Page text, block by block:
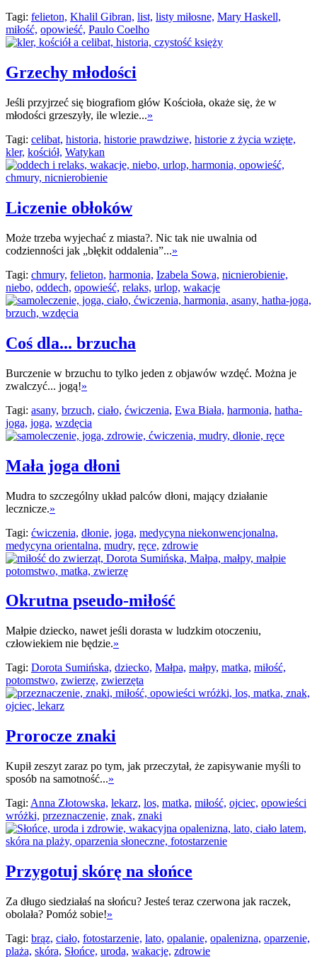
Tagi: felieton, Khalil Gibran, list, listy miłosne, Mary Haskell,
miłość, opowieść, Paulo Coelho
Grzechy młodości
Jeśli przyjrzeć się biografiom głów Kościoła, okaże się, że w
młodości grzeszyły, ile wlezie...»
Tagi: celibat, historia, historie prawdziwe, historie z życia wzięte,
kler, kościół, Watykan
Liczenie obłoków
Może trzeba wyjechać z miasta?. Nic tak nie uwalnia od
codzienności jak „błękit oddalenia”...»
Tagi: chmury, felieton, harmonia, Izabela Sowa, nicnierobienie,
niebo, oddech, opowieść, relaks, urlop, wakacje
Coś dla... brzucha
Burczenie w brzuchu to tylko jeden z objawów wzdęć. Można je
zwalczyć... jogą!»
Tagi: asany, brzuch, ciało, ćwiczenia, Ewa Biała, harmonia, hatha-
joga, joga, wzdęcia
Mała joga dłoni
Mudra to szczególny układ palców dłoni, mający działanie
lecznicze.»
Tagi: ćwiczenia, dłonie, joga, medycyna niekonwencjonalna,
medycyna orientalna, mudry, ręce, zdrowie
Okrutna pseudo-miłość
Małpie dziecko, nawet jeśli dorasta w ludzkim otoczeniu,
człowiekiem nie będzie.»
Tagi: Dorota Sumińska, dziecko, Małpa, małpy, matka, miłość,
potomstwo, zwierzę, zwierzęta
Prorocze znaki
Kupił zeszyt zaraz po tym, jak przeczytał, że zapisywanie myśli to
sposób na samotność...»
Tagi: Anna Złotowska, lekarz, los, matka, miłość, ojciec, opowieści
wróżki, przeznaczenie, znak, znaki
Przygotuj skórę na słońce
Za długo siedziałaś na słońcu? Jesteś teraz czerwona jak raczek,
obolała? Pomóż sobie!»
Tagi: brąz, ciało, fotostarzenie, lato, opalanie, opalenizna, oparzenie,
plaża, skóra, Słońce, uroda, wakacje, zdrowie